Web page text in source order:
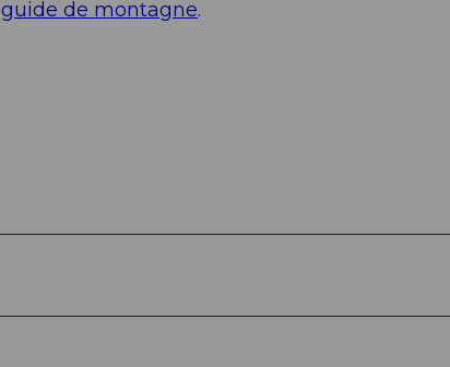
guide de montagne.